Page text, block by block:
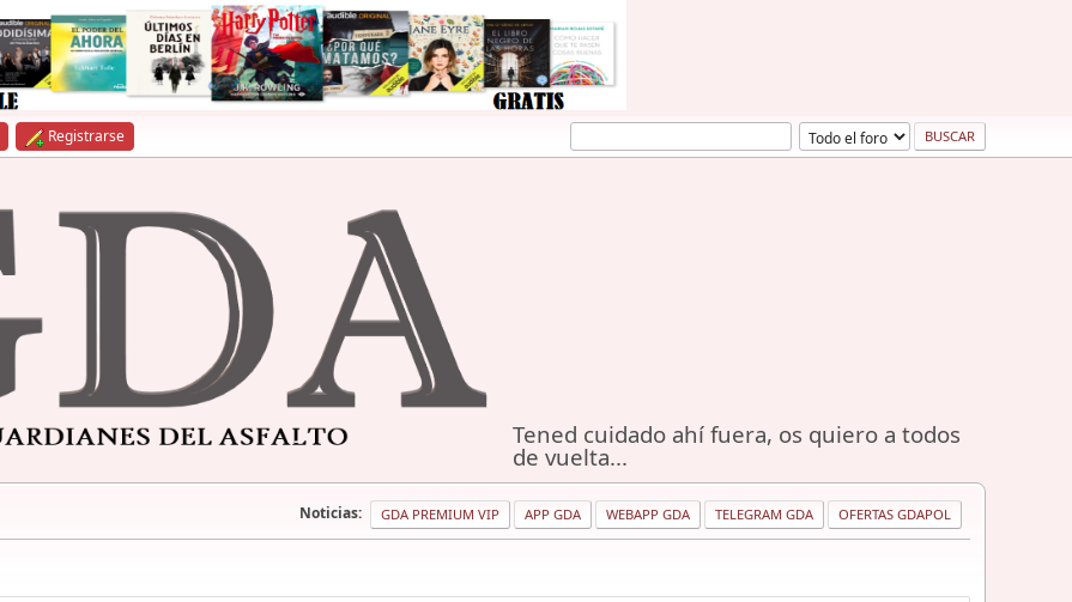
Registrarse
Tened cuidado ahí fuera, os quiero a todos
de vuelta...
Noticias: GDA PREMIUM VIP APP GDA WEBAPP GDA TELEGRAM GDA OFERTAS GDAPOL